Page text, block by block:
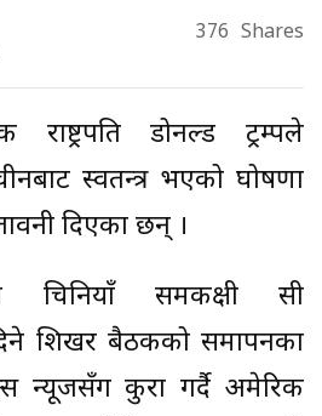
376 Shares
राष्ट्रपति डोनल्ड ट्रम्पले
स्वतन्त्र भएको घोषणा
दिएका छन् ।
चिनियाँ समकक्षी सी
शिखर बैठकको समापनका
न्यूजसँग कुरा गर्दै अमेरिकी